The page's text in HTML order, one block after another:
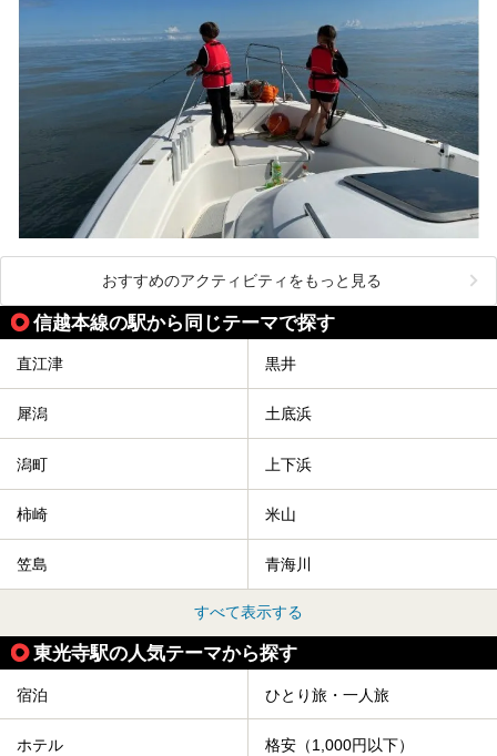
おすすめのアクティビティをもっと見る
信越本線の駅から同じテーマで探す
直江津 黒井
犀潟 土底浜
潟町 上下浜
柿崎 米山
笠島 青海川
すべて表示する
東光寺駅の人気テーマから探す
宿泊 ひとり旅・一人旅
ホテル 格安（1,000円以下）